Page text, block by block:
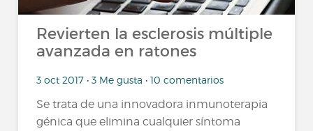
Revierten la esclerosis múltiple
avanzada en ratones
3 oct 2017 • 3 Me gusta • 10 comentarios
Se trata de una innovadora inmunoterapia
génica que elimina cualquier síntoma